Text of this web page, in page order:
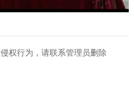
权行为，请联系管理员删除